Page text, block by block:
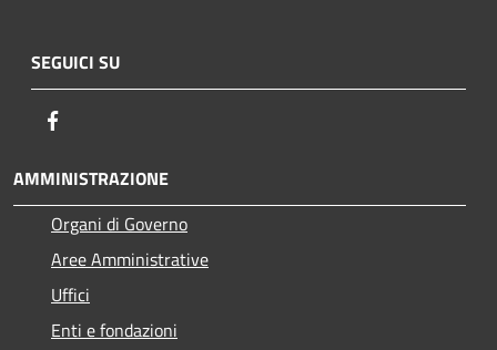
SEGUICI SU
AMMINISTRAZIONE
Organi di Governo
Aree Amministrative
Uffici
Enti e fondazioni